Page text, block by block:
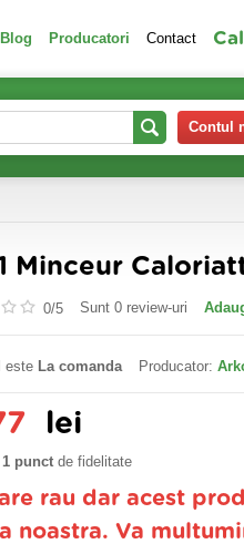
Blog Producatori Contact
Contul
Minceur
0/5 Sunt 0 review-uri
este La comanda Producator:
lei
1 punct de fidelitate
rau dar acest
noastra. Va